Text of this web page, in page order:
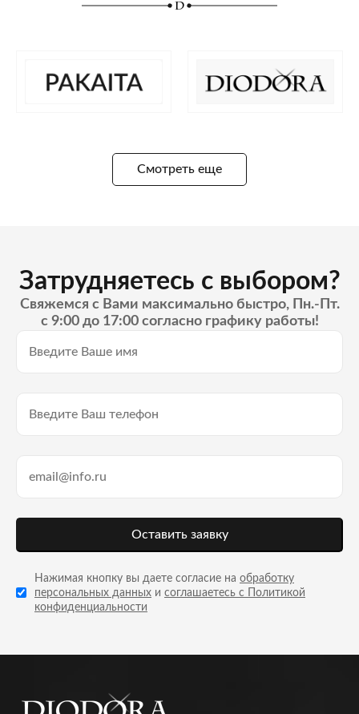
Смотреть еще
Затрудняетесь с выбором?
Свяжемся с Вами максимально быстро, Пн.-Пт.
с 9:00 до 17:00 согласно графику работы!
Оставить заявку
Нажимая кнопку вы даете согласие на обработку
персональных данных и соглашаетесь с Политикой
конфиденциальности